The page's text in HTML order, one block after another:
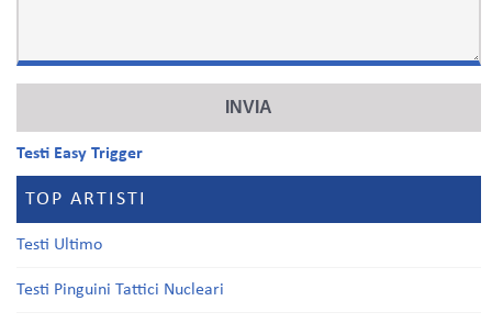
Testi Easy Trigger
TOP ARTISTI
Testi Ultimo
Testi Pinguini Tattici Nucleari